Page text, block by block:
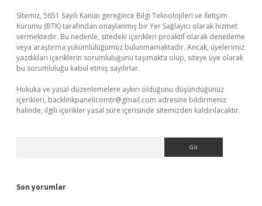
Sitemiz, 5651 Sayılı Kanun gereğince Bilgi Teknolojileri ve İletişim
Kurumu (BTK) tarafından onaylanmış bir Yer Sağlayıcı olarak hizmet
vermektedir. Bu nedenle, sitedeki içerikleri proaktif olarak denetleme
veya araştırma yükümlülüğümüz bulunmamaktadır. Ancak, üyelerimiz
yazdıkları içeriklerin sorumluluğunu taşımakta olup, siteye üye olarak
bu sorumluluğu kabul etmiş sayılırlar.
Hukuka ve yasal düzenlemelere aykırı olduğunu düşündüğünüz
içerikleri, backlinkpanelicomtr@gmail.com adresine bildirmeniz
halinde, ilgili içerikler yasal süre içerisinde sitemizden kaldırılacaktır.
Son yorumlar